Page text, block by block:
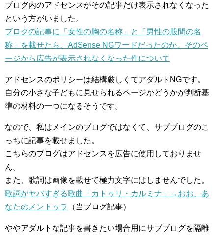
ブログ内のアドセンスがその記事だけ表示されなくなった
という方がいました。
ブログの記事に「女性の胸の名称」と「男性の股間の名
称」を載せたら、AdSense NGワードだったのか、そのペ
ージから広告が表示されなくなった件について
アドセンスのポリシーは結構厳しくてアダルトNGです。
自分の小さな子どもに見せられるページかどうかが判断基
準の材料の一つになるそうです。
なので、私はメインのブログではなくて、サブブログのこ
っちに記事を載せました。
こちらのブログはアドセンスを広告に使用しておりませ
ん。
また、歌詞は画像を載せて極力文字にはしませんでした。
歌詞がヤバすぎる歌曲「カトゥリ・カルミナ」→おお、あ
なたのメントゥラ
（当ブログ記事）
ややアダルトな記事を書きたい場合用にサブブログを隔離